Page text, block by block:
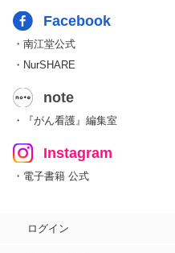
Facebook
・南江堂公式
・NurSHARE
note
・『がん看護』編集室
Instagram
・電子書籍 公式
ログイン